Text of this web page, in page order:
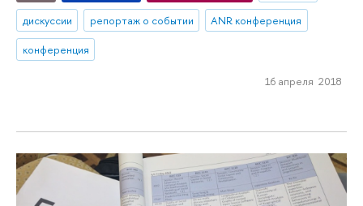
дискуссии
репортаж о событии
ANR конференция
конференция
16 апреля 2018